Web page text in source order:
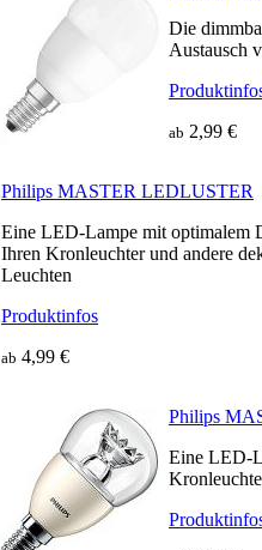
Die
Austausch
ab 2,99 €
Philips MASTER LEDLUSTER
Eine LED-Lampe mit optimalem
Ihren Kronleuchter und andere
Leuchten
Produktinfos
ab 4,99 €
Philips
Eine LED-